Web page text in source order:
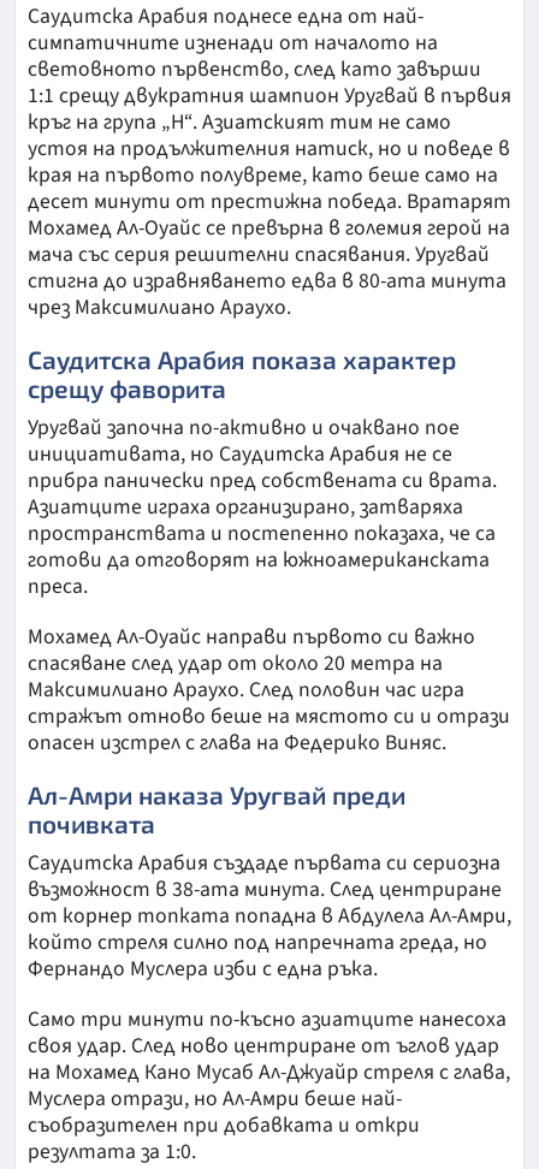
Саудитска Арабия поднесе една от най-
симпатичните изненади от началото на
световното първенство, след като завърши
1:1 срещу двукратния шампион Уругвай в първия
кръг на група „Н“. Азиатският тим не само
устоя на продължителния натиск, но и поведе в
края на първото полувреме, като беше само на
десет минути от престижна победа. Вратарят
Мохамед Ал-Оуайс се превърна в големия герой на
мача със серия решителни спасявания. Уругвай
стигна до изравняването едва в 80-ата минута
чрез Максимилиано Араухо.
Саудитска Арабия показа характер
срещу фаворита
Уругвай започна по-активно и очаквано пое
инициативата, но Саудитска Арабия не се
прибра панически пред собствената си врата.
Азиатците играха организирано, затваряха
пространствата и постепенно показаха, че са
готови да отговорят на южноамериканската
преса.
Мохамед Ал-Оуайс направи първото си важно
спасяване след удар от около 20 метра на
Максимилиано Араухо. След половин час игра
стражът отново беше на мястото си и отрази
опасен изстрел с глава на Федерико Виняс.
Ал-Амри наказа Уругвай преди
почивката
Саудитска Арабия създаде първата си сериозна
възможност в 38-ата минута. След центриране
от корнер топката попадна в Абдулела Ал-Амри,
който стреля силно под напречната греда, но
Фернандо Муслера изби с една ръка.
Само три минути по-късно азиатците нанесоха
своя удар. След ново центриране от ъглов удар
на Мохамед Кано Мусаб Ал-Джуайр стреля с глава,
Муслера отрази, но Ал-Амри беше най-
съобразителен при добавката и откри
резултата за 1:0.